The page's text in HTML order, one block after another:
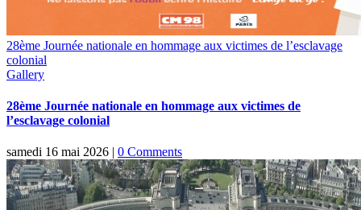
28ème Journée nationale en hommage aux victimes de l’esclavage
colonial
Gallery
28ème Journée nationale en hommage aux victimes de
l’esclavage colonial
samedi 16 mai 2026 | 0 Comments